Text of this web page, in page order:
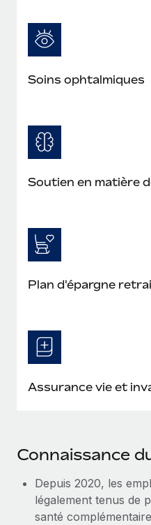
Soins ophtalmiques
Soutien en matière
Plan d'épargne
Assurance vie et
Connaissance
Depuis 2020, les
légalement tenus de
santé